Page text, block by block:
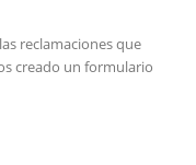
reclamaciones que
creado un formulario